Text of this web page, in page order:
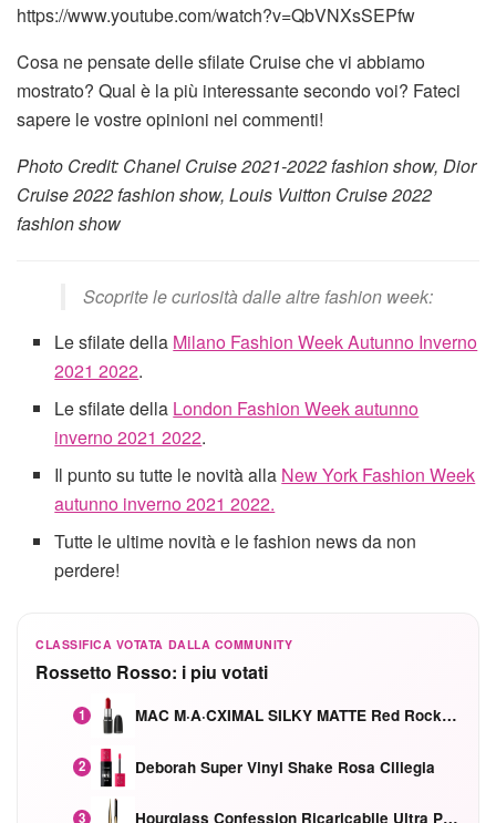
https://www.youtube.com/watch?v=QbVNXsSEPfw
Cosa ne pensate delle sfilate Cruise che vi abbiamo
mostrato? Qual è la più interessante secondo voi? Fateci
sapere le vostre opinioni nei commenti!
Photo Credit: Chanel Cruise 2021-2022 fashion show, Dior
Cruise 2022 fashion show, Louis Vuitton Cruise 2022
fashion show
Scoprite le curiosità dalle altre fashion week:
Le sfilate della Milano Fashion Week Autunno Inverno
2021 2022.
Le sfilate della London Fashion Week autunno
inverno 2021 2022.
Il punto su tutte le novità alla New York Fashion Week
autunno inverno 2021 2022.
Tutte le ultime novità e le fashion news da non
perdere!
CLASSIFICA VOTATA DALLA COMMUNITY
Rossetto Rosso: i piu votati
1 MAC M·A·CXIMAL SILKY MATTE Red Rock mat
2 Deborah Super Vinyl Shake Rosa Ciliegia
3 Hourglass Confession Ricaricabile Ultra Preciso Ad Alta Intensità Secretly Classic Red